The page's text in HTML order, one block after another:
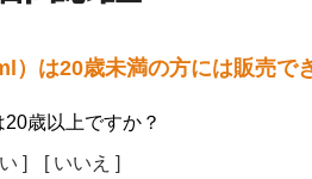
は20歳未満の方には販売でき
20歳以上ですか？
]
[ いいえ ]